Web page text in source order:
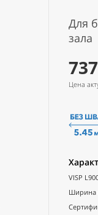
Для
зала
737
Цена
VISP
Ширина